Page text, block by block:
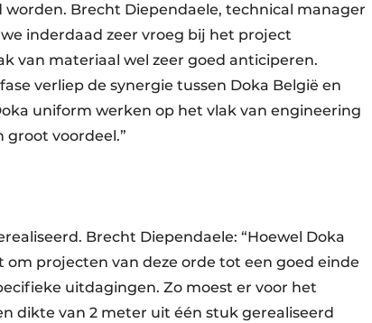
Brecht Diependaele, technical manager
inderdaad zeer vroeg bij het project
van materiaal wel zeer goed anticiperen.
verliep de synergie tussen Doka België en
uniform werken op het vlak van engineering
groot voordeel.”
Brecht Diependaele: “Hoewel Doka
projecten van deze orde tot een goed einde
uitdagingen. Zo moest er voor het
dikte van 2 meter uit één stuk gerealiseerd